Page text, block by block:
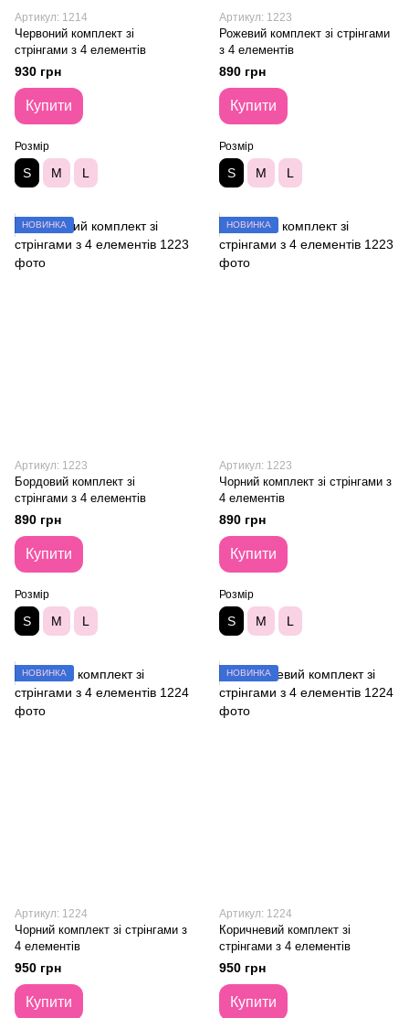
Артикул: 1214
Червоний комплект зі
стрінгами з 4 елементів
930 грн
Купити
Розмір
S M L
Артикул: 1223
Рожевий комплект зі стрінгами
з 4 елементів
890 грн
Купити
Розмір
S M L
НОВИНКА
Артикул: 1223
Бордовий комплект зі
стрінгами з 4 елементів
890 грн
Купити
Розмір
S M L
НОВИНКА
Артикул: 1223
Чорний комплект зі стрінгами з
4 елементів
890 грн
Купити
Розмір
S M L
НОВИНКА
Артикул: 1224
Чорний комплект зі стрінгами з
4 елементів
950 грн
Купити
НОВИНКА
Артикул: 1224
Коричневий комплект зі
стрінгами з 4 елементів
950 грн
Купити